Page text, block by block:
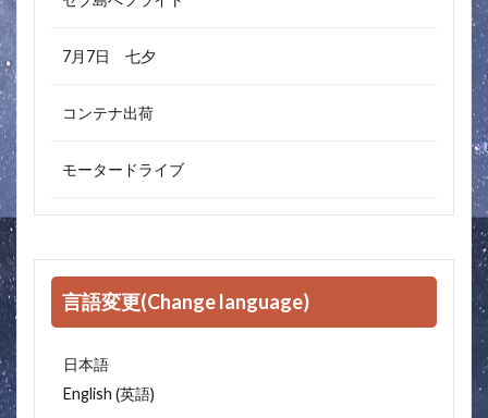
7月7日 七夕
コンテナ出荷
モータードライブ
言語変更(Change language)
日本語
English (英語)